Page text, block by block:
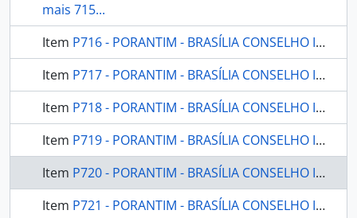
mais 715...
Item P716 - PORANTIM - BRASÍLIA CONSELHO INDIGENISTA MISSIONÁRIO - 1986 - Nº89
Item P717 - PORANTIM - BRASÍLIA CONSELHO INDIGENISTA MISSIONÁRIO - 1986 - Nº92
Item P718 - PORANTIM - BRASÍLIA CONSELHO INDIGENISTA MISSIONÁRIO - 1986 - Nº93
Item P719 - PORANTIM - BRASÍLIA CONSELHO INDIGENISTA MISSIONÁRIO - 1986 - Nº94
Item P720 - PORANTIM - BRASÍLIA CONSELHO INDIGENISTA MISSIONÁRIO - 1986 - Nº8384
Item P721 - PORANTIM - BRASÍLIA CONSELHO INDIGENISTA MISSIONÁRIO - 1986 - Nº9091